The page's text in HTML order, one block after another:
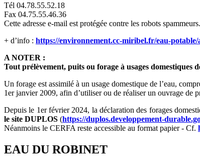
Tél 04.78.55.52.18
Fax 04.75.55.46.36
Cette adresse e-mail est protégée contre les robots
+ d’info : https://environnement.cc-miribel.fr/eau-
A NOTER :
Tout prélèvement, puits ou forage à usages domestiques
Un forage est assimilé à un usage domestique de l’eau,
1er janvier 2009, afin d’utiliser ou de réaliser un ouvrage de
Depuis le 1er février 2024, la déclaration des forages
le site DUPLOS (https://duplos.developpement-
Néanmoins le CERFA reste accessible au format papier - Cf.
EAU DU ROBINET